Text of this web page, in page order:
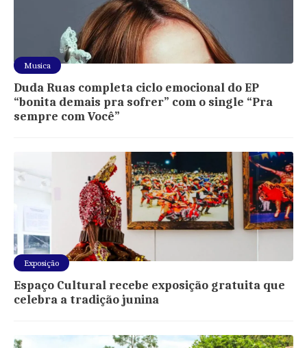
Musica
Duda Ruas completa ciclo emocional do EP
“bonita demais pra sofrer” com o single “Pra
sempre com Você”
Exposição
Espaço Cultural recebe exposição gratuita que
celebra a tradição junina